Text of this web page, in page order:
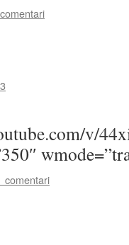
v/
comentari